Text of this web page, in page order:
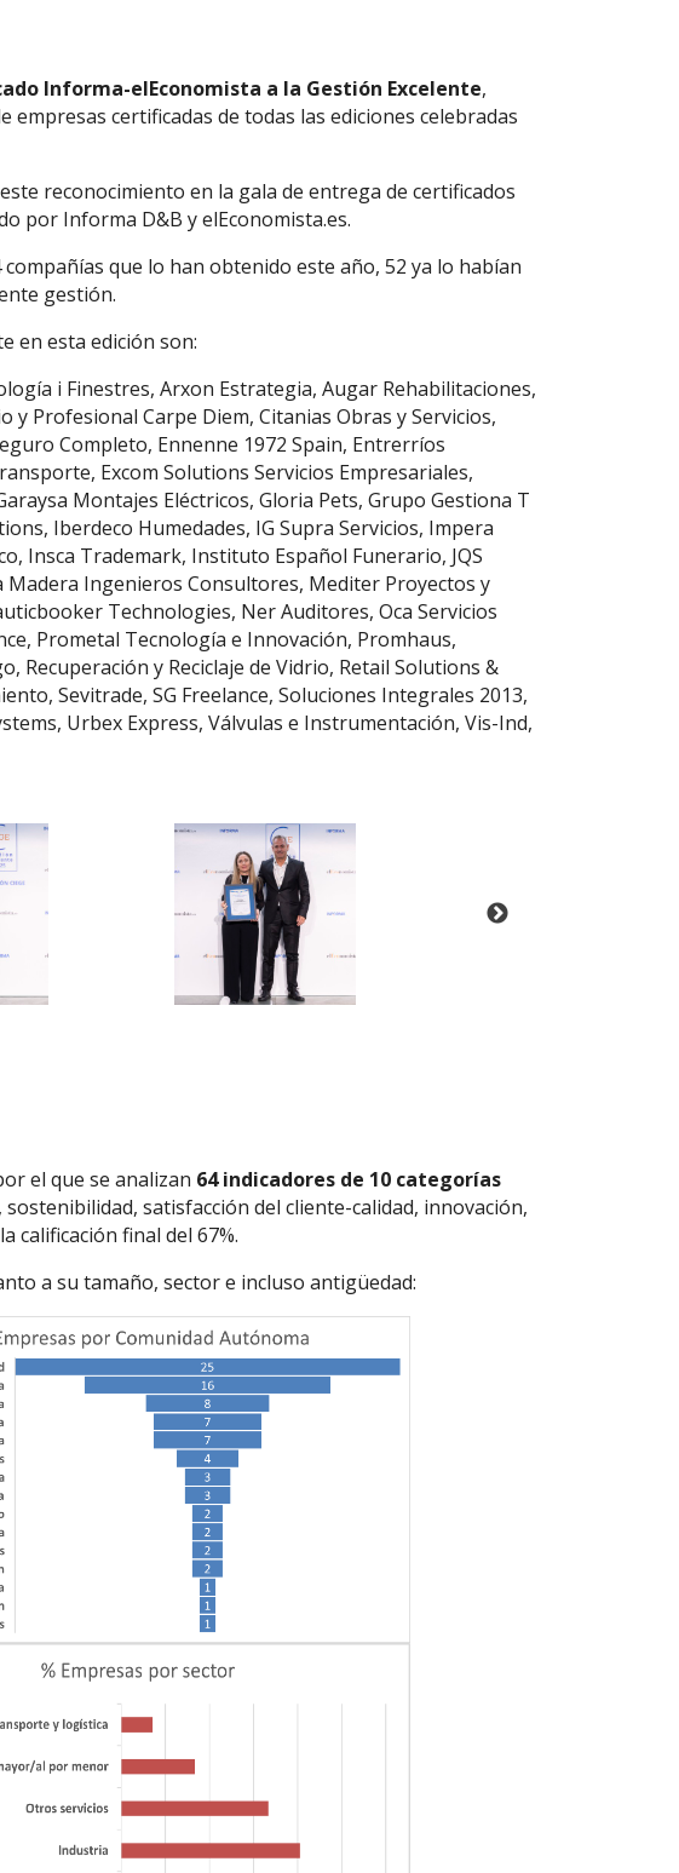
Informa-elEconomista a la Gestión Excelente,
certificadas de todas las ediciones celebradas
reconocimiento en la gala de entrega de certificados
por Informa D&B y elEconomista.es.
que lo han obtenido este año, 52 ya lo habían
gestión.
en esta edición son:
i Finestres, Arxon Estrategia, Augar Rehabilitaciones,
Profesional Carpe Diem, Citanias Obras y Servicios,
Completo, Ennenne 1972 Spain, Entrerríos
Excom Solutions Servicios Empresariales,
Montajes Eléctricos, Gloria Pets, Grupo Gestiona T
Iberdeco Humedades, IG Supra Servicios, Impera
Insca Trademark, Instituto Español Funerario, JQS
Madera Ingenieros Consultores, Mediter Proyectos y
Technologies, Ner Auditores, Oca Servicios
Prometal Tecnología e Innovación, Promhaus,
Recuperación y Reciclaje de Vidrio, Retail Solutions &
Sevitrade, SG Freelance, Soluciones Integrales 2013,
Urbex Express, Válvulas e Instrumentación, Vis-Ind,
el que se analizan 64 indicadores de 10 categorías
satisfacción del cliente-calidad, innovación,
calificación final del 67%.
a su tamaño, sector e incluso antigüedad: